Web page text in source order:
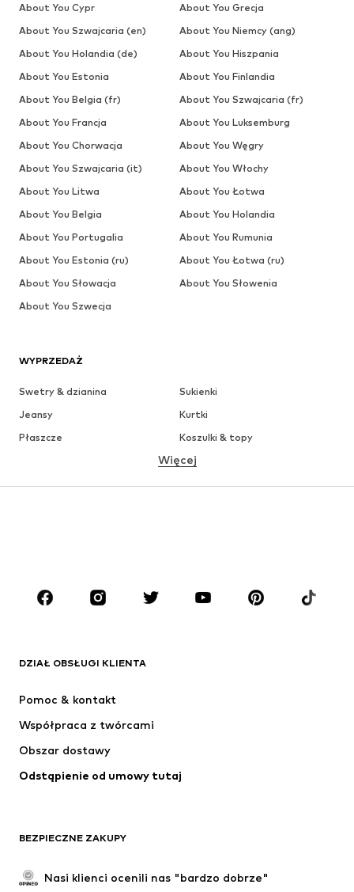
WYPRZEDAŻ
Swetry & dzianina
Sukienki
Jeansy
Kurtki
Płaszcze
Koszulki & topy
Bielizna
Akcesoria
Premium
Nowości
Kurtki
Bielizna
Płaszcze
Spódnice
Specjalne okazje
Więcej
DZIAŁ OBSŁUGI KLIENTA
Pomoc & kontakt
Współpraca z twórcami
Obszar dostawy
Odstąpienie od umowy tutaj
BEZPIECZNE ZAKUPY
Nasi klienci ocenili nas "bardzo dobrze"
About You Cypr
About You Grecja
About You Szwajcaria (en)
About You Niemcy (ang)
About You Holandia (de)
About You Hiszpania
About You Estonia
About You Finlandia
About You Belgia (fr)
About You Szwajcaria (fr)
About You Francja
About You Luksemburg
About You Chorwacja
About You Węgry
About You Szwajcaria (it)
About You Włochy
About You Litwa
About You Łotwa
About You Belgia
About You Holandia
About You Portugalia
About You Rumunia
About You Estonia (ru)
About You Łotwa (ru)
About You Słowacja
About You Słowenia
About You Szwecja